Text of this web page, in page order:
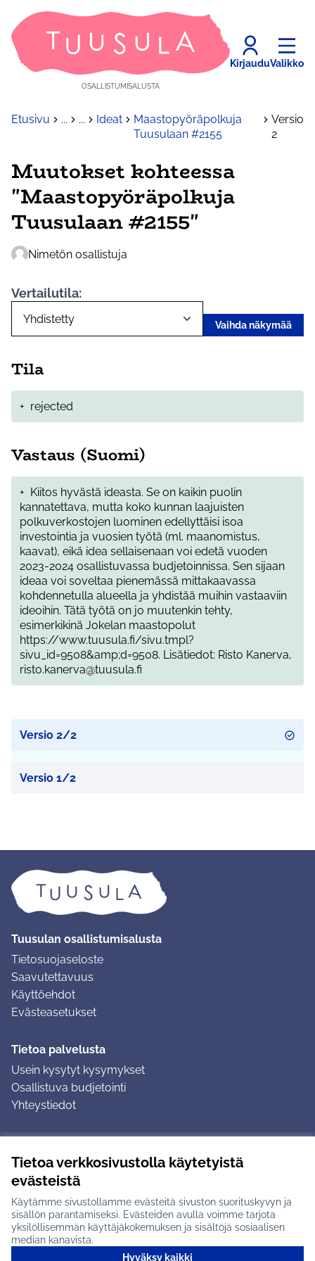
Tietoa verkkosivustolla käytetyistä
evästeistä
Käytämme sivustollamme evästeitä sivuston suorituskyvyn ja
sisällön parantamiseksi. Evästeiden avulla voimme tarjota
yksilöllisemmän käyttäjäkokemuksen ja sisältöjä sosiaalisen
median kanavista.
Hyväksy kaikki
OSALLISTUMISALUSTA
KirjauduValikko
Etusivu ... ... Ideat
Maastopyöräpolkuja
Tuusulaan #2155
Versio
2
Muutokset kohteessa
"Maastopyöräpolkuja
Tuusulaan #2155"
Nimetön osallistuja
Vertailutila:
Vaihda näkymää
Tila
+ rejected
Vastaus (Suomi)
+ Kiitos hyvästä ideasta. Se on kaikin puolin
kannatettava, mutta koko kunnan laajuisten
polkuverkostojen luominen edellyttäisi isoa
investointia ja vuosien työtä (ml. maanomistus,
kaavat), eikä idea sellaisenaan voi edetä vuoden
2023-2024 osallistuvassa budjetoinnissa. Sen sijaan
ideaa voi soveltaa pienemässä mittakaavassa
kohdennetulla alueella ja yhdistää muihin vastaaviin
ideoihin. Tätä työtä on jo muutenkin tehty,
esimerkikinä Jokelan maastopolut
https://www.tuusula.fi/sivu.tmpl?
sivu_id=9508&amp;d=9508. Lisätiedot: Risto Kanerva,
risto.kanerva@tuusula.fi
Versio 2/2
Versio 1/2
Tuusulan osallistumisalusta
Tietosuojaseloste
Saavutettavuus
Käyttöehdot
Evästeasetukset
Tietoa palvelusta
Usein kysytyt kysymykset
Osallistuva budjetointi
Yhteystiedot
Ohjeet kirjautumiseen
Ohjeet kommentin jättämiseen